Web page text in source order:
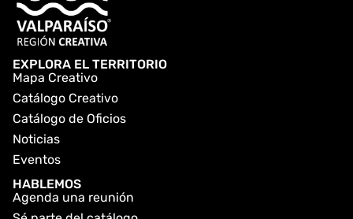
EXPLORA EL TERRITORIO
Mapa Creativo
Catálogo Creativo
Catálogo de Oficios
Noticias
Eventos
HABLEMOS
Agenda una reunión